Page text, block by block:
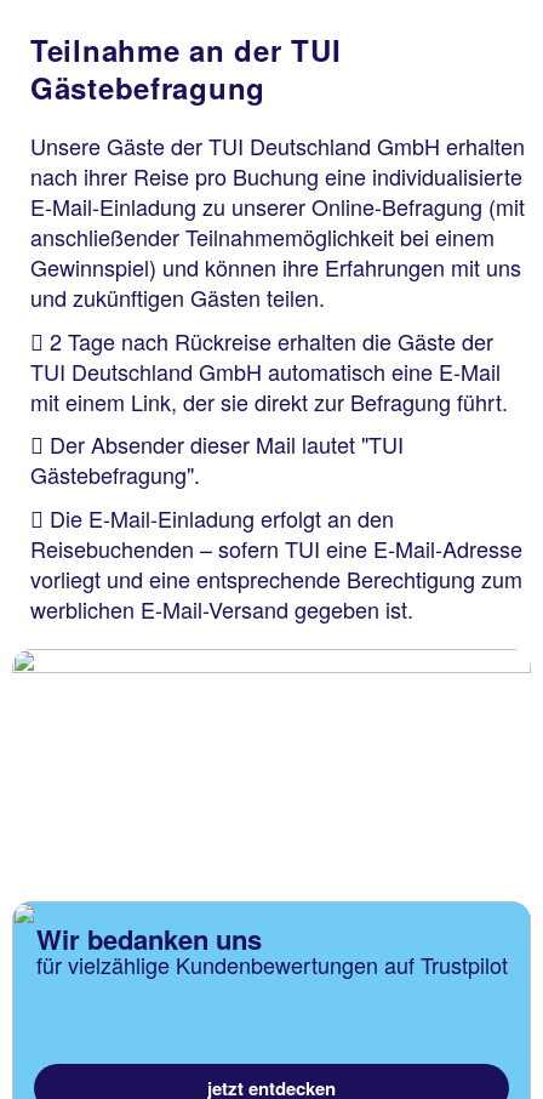
Teilnahme an der TUI
Gästebefragung
Unsere Gäste der TUI Deutschland GmbH erhalten
nach ihrer Reise pro Buchung eine individualisierte
E-Mail-Einladung zu unserer Online-Befragung (mit
anschließender Teilnahmemöglichkeit bei einem
Gewinnspiel) und können ihre Erfahrungen mit uns
und zukünftigen Gästen teilen.
2 Tage nach Rückreise erhalten die Gäste der
TUI Deutschland GmbH automatisch eine E-Mail
mit einem Link, der sie direkt zur Befragung führt.
Der Absender dieser Mail lautet "TUI
Gästebefragung".
Die E-Mail-Einladung erfolgt an den
Reisebuchenden – sofern TUI eine E-Mail-Adresse
vorliegt und eine entsprechende Berechtigung zum
werblichen E-Mail-Versand gegeben ist.
Wir bedanken uns
für vielzählige Kundenbewertungen auf Trustpilot
jetzt entdecken